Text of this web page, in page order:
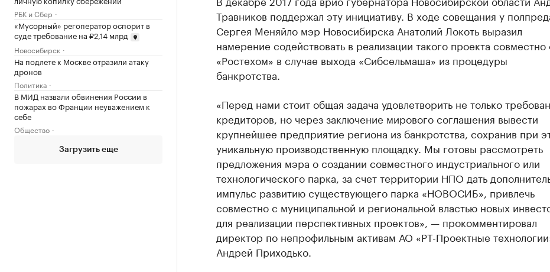
РБК и Сбер
«Мусорный» регоператор оспорит в
суде требование на ₽2,14 млрд
Новосибирск
На подлете к Москве отразили атаку
дронов
Политика
В МИД назвали обвинения России в
пожарах во Франции неуважением к
себе
Общество
Загрузить еще
Травников поддержал эту инициативу. В ходе совещания у
Сергея Меняйло мэр Новосибирска Анатолий Локоть выразил
намерение содействовать в реализации такого проекта совместно
«Ростехом» в случае выхода «Сибсельмаша» из процедуры
банкротства.
«Перед нами стоит общая задача удовлетворить не только
кредиторов, но через заключение мирового соглашения вывести
крупнейшее предприятие региона из банкротства, сохранив при
уникальную производственную площадку. Мы готовы рассмотреть
предложения мэра о создании совместного индустриального или
технологического парка, за счет территории НПО дать
импульс развитию существующего парка «НОВОСИБ», привлечь
совместно с муниципальной и региональной властью новых
для реализации перспективных проектов», — прокомментировал
директор по непрофильным активам АО «РТ-Проектные
Андрей Приходько.